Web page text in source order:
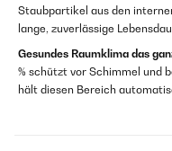
Staubpartikel aus den
lange, zuverlässige
Gesundes Raumklima das
% schützt vor Schimmel und
hält diesen Bereich